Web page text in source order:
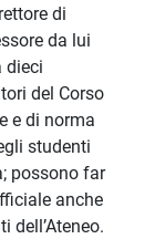
di
da lui
dieci
del Corso
e di norma
studenti
possono far
anche
dell’Ateneo.